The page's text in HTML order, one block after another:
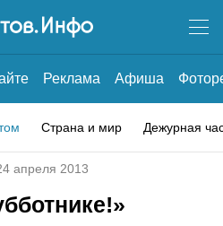
Реклама Афиша
Страна и мир Дежурная
апреля 2013